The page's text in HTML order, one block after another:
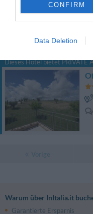
CONFIRM
Data Deletion
Dieses Hotel bietet PRIVATE
Warum über InItalia.it
Garantierte Ersparnis